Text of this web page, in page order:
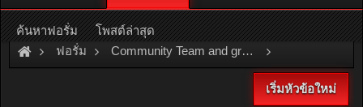
หรืออ่านรายละเอียดเพิ่มเติม คลิกที่นี่
เริ่มหัวข้อใหม่
ฟอรั่ม Community Team and group
ค้นหาฟอรั่ม โพสต์ล่าสุด